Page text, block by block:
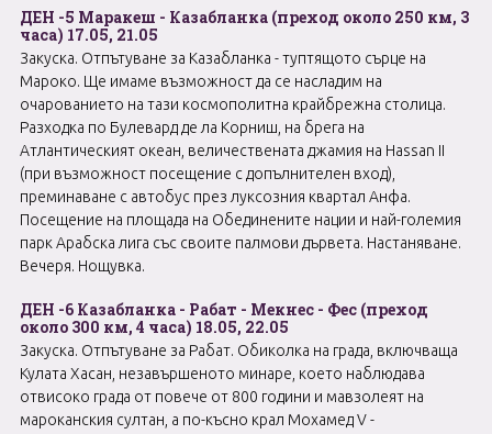
ДЕН -5 Маракеш - Казабланка (преход около 250 км, 3
часа) 17.05, 21.05
Закуска. Отпътуване за Казабланка - туптящото сърце на
Мароко. Ще имаме възможност да се насладим на
очарованието на тази космополитна крайбрежна столица.
Разходка по Булевард де ла Корниш, на брега на
Атлантическият океан, величествената джамия на Hassan II
(при възможност посещение с допълнителен вход),
преминаване с автобус през луксозния квартал Анфа.
Посещение на площада на Обединените нации и най-големия
парк Арабска лига със своите палмови дървета. Настаняване.
Вечеря. Нощувка.
ДЕН -6 Казабланка - Рабат - Мекнес - Фес (преход
около 300 км, 4 часа) 18.05, 22.05
Закуска. Отпътуване за Рабат. Обиколка на града, включваща
Кулата Хасан, незавършеното минаре, което наблюдава
отвисоко града от повече от 800 години и мавзолеят на
мароканския султан, а по-късно крал Мохамед V -